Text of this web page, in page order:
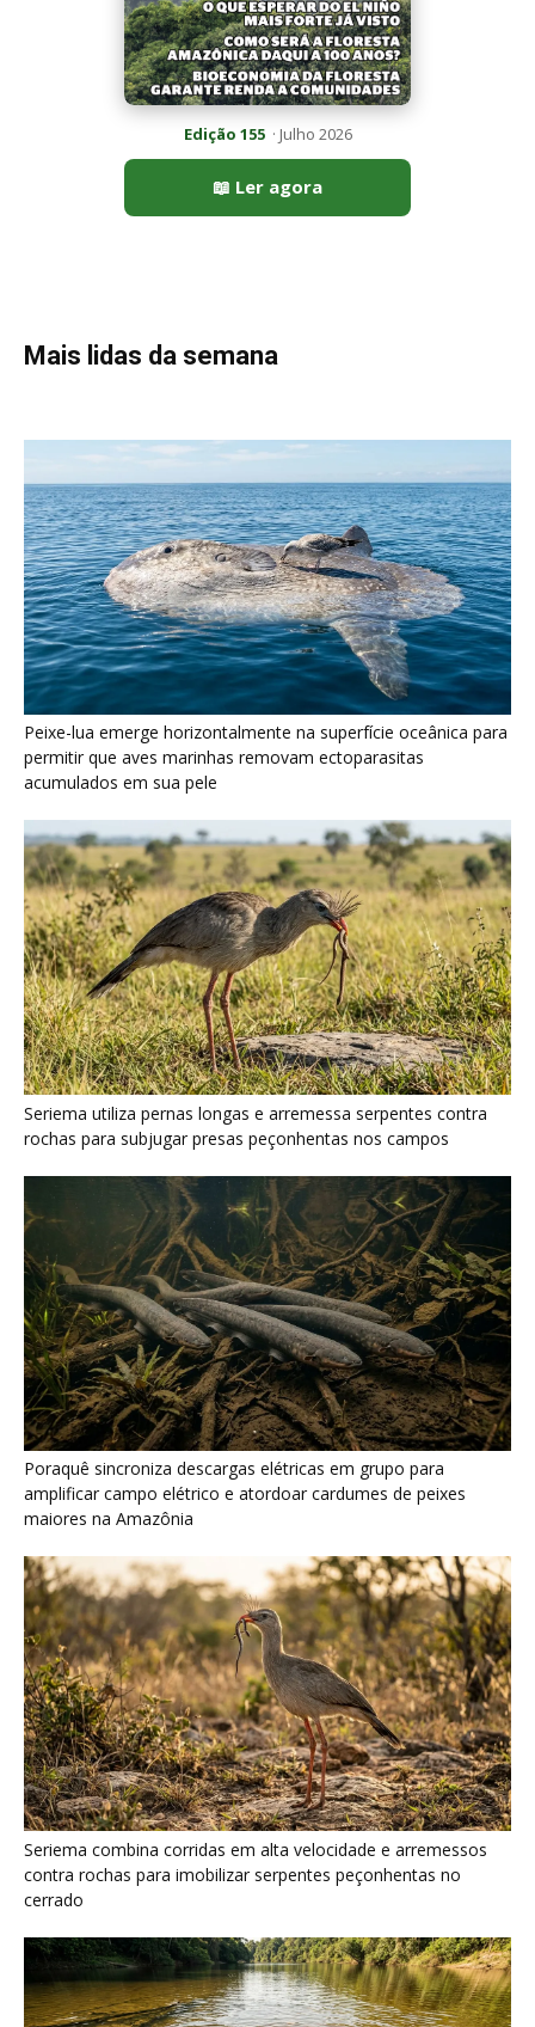
Peixe-lua emerge horizontalmente na superfície oceânica para
permitir que aves marinhas removam ectoparasitas
Seriema utiliza pernas longas e arremessa serpentes contra
rochas para subjugar presas peçonhentas nos campos
Poraquê sincroniza descargas elétricas em grupo para
amplificar campo elétrico e atordoar cardumes de peixes
maiores na Amazônia
Seriema combina corridas em alta velocidade e arremessos
contra rochas para imobilizar serpentes peçonhentas no
cerrado
Ariranha sincroniza caça coletiva com vocalização subaquática
e cerca cardumes em rios rasos da Amazônia